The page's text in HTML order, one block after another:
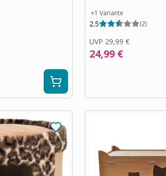
+1 Variante
2.5 (2)
UVP 29,99 €
24,99 €